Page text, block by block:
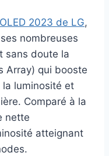
2023 de LG,
nombreuses
sans doute la
Array) qui booste
luminosité et
Comparé à la
nette
atteignant